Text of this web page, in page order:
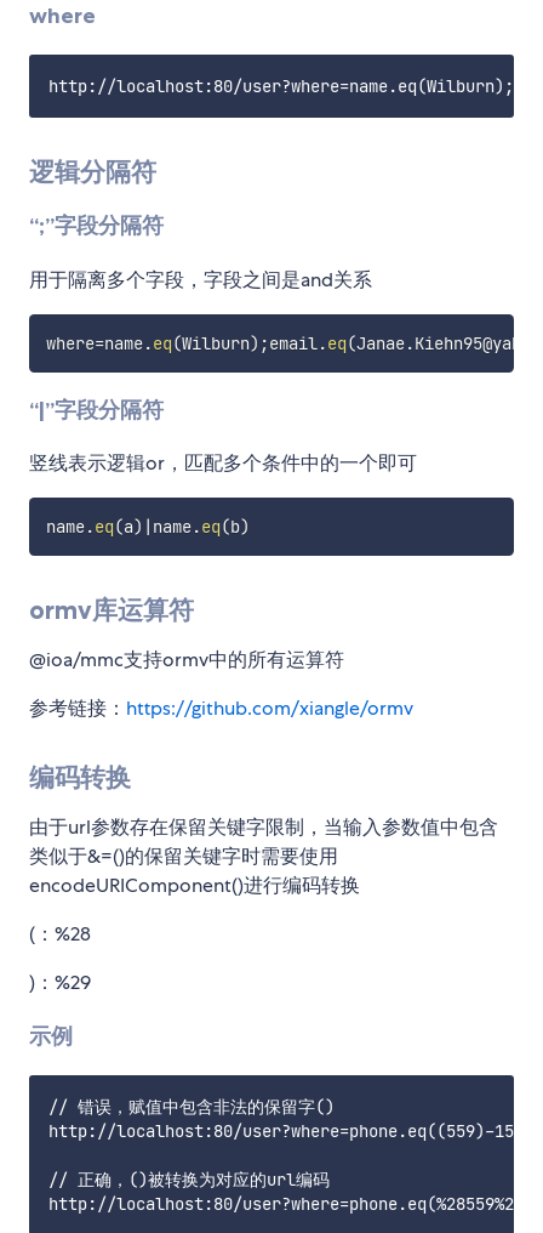
where
逻辑分隔符
“;”字段分隔符
用于隔离多个字段，字段之间是and关系
where=name.eq(Wilburn) ;email.eq(Janae.Kiehn95@yahoo
“|”字段分隔符
竖线表示逻辑or，匹配多个条件中的一个即可
name.eq(a) name.eq(b)
ormv库运算符
@ioa/mmc支持ormv中的所有运算符
参考链接： https://github.com/xiangle/ormv
编码转换
由于url参数存在保留关键字限制，当输入参数值中包含
类似于&=()的保留关键字时需要使用
encodeURIComponent()进行编码转换
(：%28
)：%29
示例
// 错误，赋值中包含非法的保留字()
http://localhost:80/user?where=phone.eq((559)-150-
// 正确，()被转换为对应的url编码